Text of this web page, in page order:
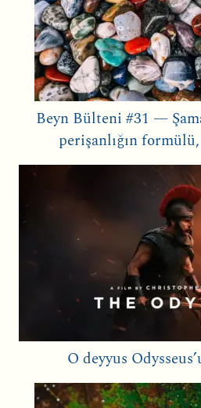
Beyn Bülteni #31 —
perişanlığın
O deyyus